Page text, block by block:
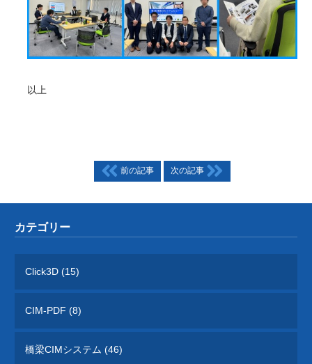
以上
前の記事 次の記事
カテゴリー
Click3D (15)
CIM-PDF (8)
橋梁CIMシステム (46)